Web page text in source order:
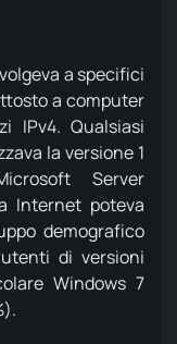
a specifici
a computer
IPv4. Qualsiasi
la versione 1
Server
Internet poteva
demografico
di versioni
Windows 7